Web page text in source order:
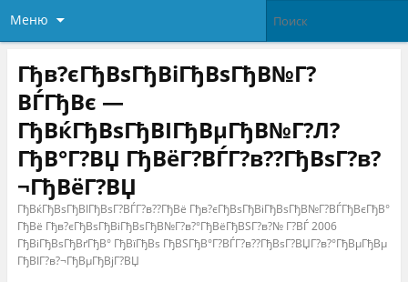
Меню
Гђв?єГђВѕГђВіГђВѕГђВ№Г?
ВЃГђВє —
ГђВќГђВѕГђВІГђВµГђВ№Г?Л?
ГђВ°Г?ВЏ ГђВёГ?ВЃГ?в??ГђВѕГ?в?
¬ГђВёГ?ВЏ
ГђВќГђВѕГђВІГђВѕГ?ВЃГ?в??ГђВё Гђв?єГђВѕГђВіГђВѕГђВ№Г?ВЃГђВєГђВ°
ГђВё Гђв?єГђВѕГђВіГђВѕГђВ№Г?в?°ГђВёГђВЅГ?в?№ Г?ВЃ 2006
ГђВіГђВѕГђВґГђВ° ГђВїГђВѕ ГђВЅГђВ°Г?ВЃГ?в??ГђВѕГ?ВЏГ?в?°ГђВµГђВµ
ГђВІГ?в?¬ГђВµГђВјГ?ВЏ